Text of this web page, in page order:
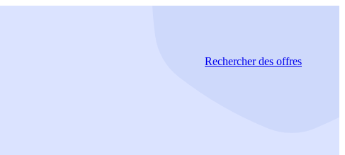
Rechercherdes offres